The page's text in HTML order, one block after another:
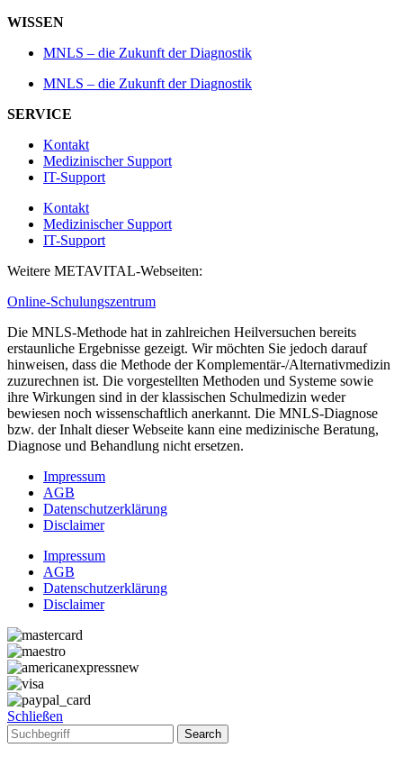
WISSEN
MNLS – die Zukunft der Diagnostik
MNLS – die Zukunft der Diagnostik
SERVICE
Kontakt
Medizinischer Support
IT-Support
Kontakt
Medizinischer Support
IT-Support
Weitere METAVITAL-Webseiten:
Online-Schulungszentrum
Die MNLS-Methode hat in zahlreichen Heilversuchen bereits
erstaunliche Ergebnisse gezeigt. Wir möchten Sie jedoch darauf
hinweisen, dass die Methode der Komplementär-/Alternativmedizin
zuzurechnen ist. Die vorgestellten Methoden und Systeme sowie
ihre Wirkungen sind in der klassischen Schulmedizin weder
bewiesen noch wissenschaftlich anerkannt. Die MNLS-Diagnose
bzw. der Inhalt dieser Webseite kann eine medizinische Beratung,
Diagnose und Behandlung nicht ersetzen.
Impressum
AGB
Datenschutzerklärung
Disclaimer
Impressum
AGB
Datenschutzerklärung
Disclaimer
Schließen
Search